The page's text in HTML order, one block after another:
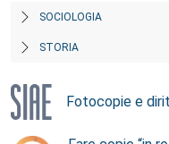
SOCIOLOGIA
STORIA
Fotocopie e